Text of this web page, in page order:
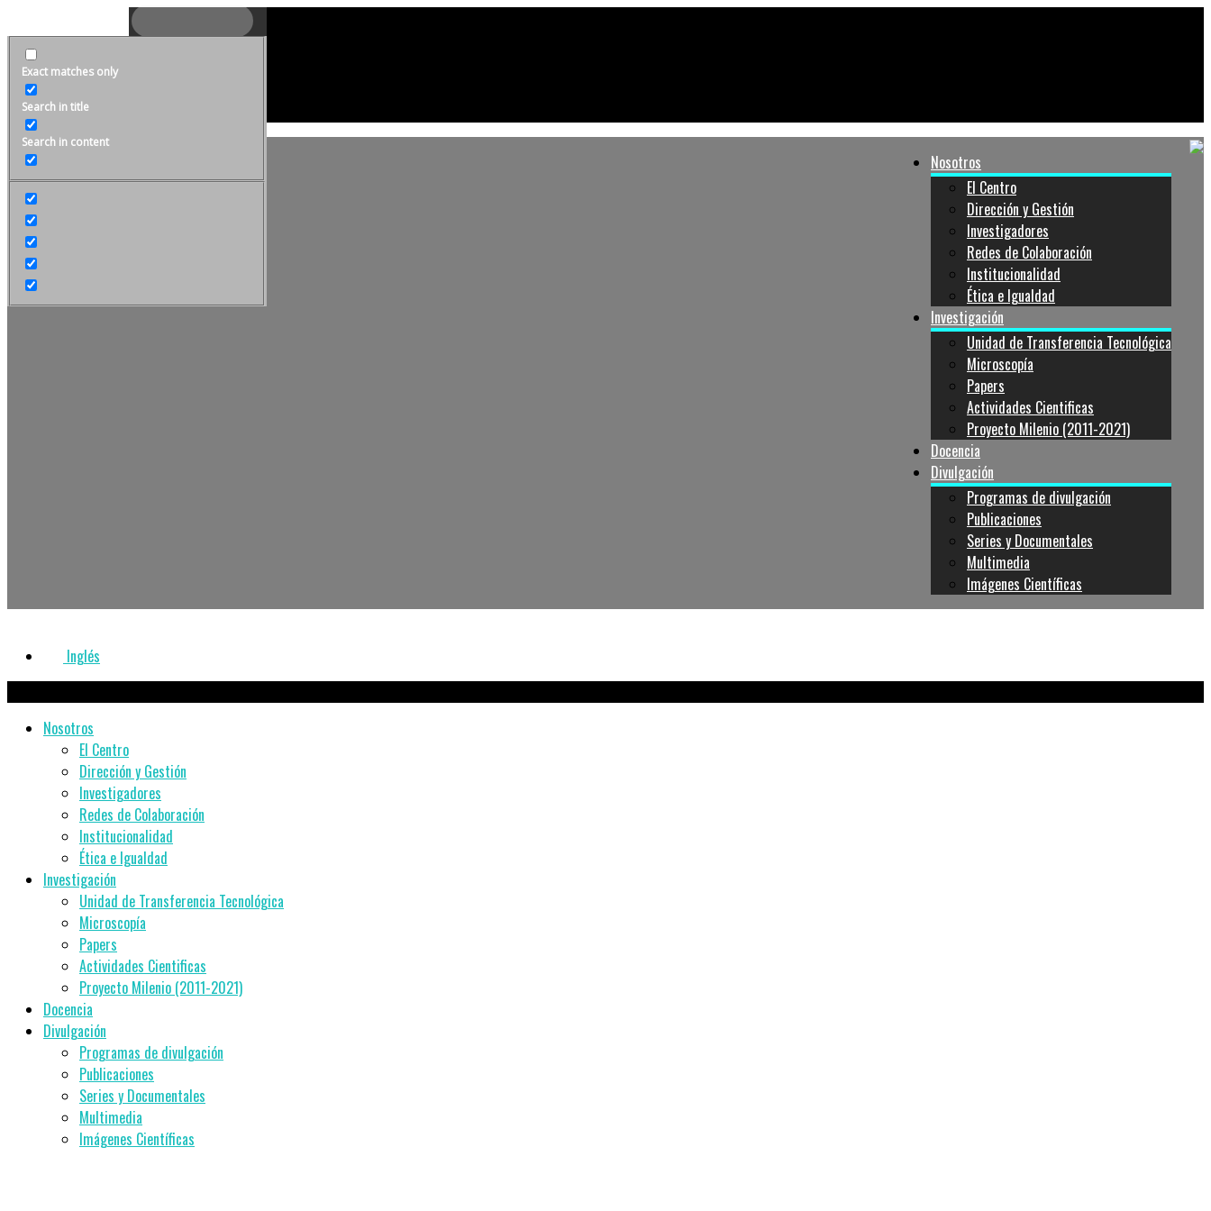
Contacto
Exact matches only
Search in title
Search in content
Nosotros
El Centro
Dirección y Gestión
Investigadores
Redes de Colaboración
Institucionalidad
Ética e Igualdad
Investigación
Unidad de Transferencia Tecnológica
Microscopía
Papers
Actividades Cientificas
Proyecto Milenio (2011-2021)
Docencia
Divulgación
Programas de divulgación
Publicaciones
Series y Documentales
Multimedia
Imágenes Científicas
Inglés
Nosotros
El Centro
Dirección y Gestión
Investigadores
Redes de Colaboración
Institucionalidad
Ética e Igualdad
Investigación
Unidad de Transferencia Tecnológica
Microscopía
Papers
Actividades Cientificas
Proyecto Milenio (2011-2021)
Docencia
Divulgación
Programas de divulgación
Publicaciones
Series y Documentales
Multimedia
Imágenes Científicas